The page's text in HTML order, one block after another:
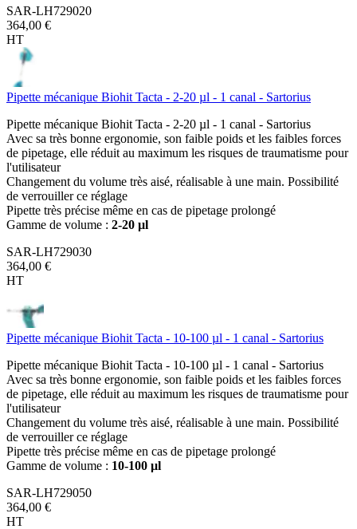
SAR-LH729020
364,00 €
HT
Pipette mécanique Biohit Tacta - 2-20 µl - 1 canal - Sartorius
Pipette mécanique Biohit Tacta - 2-20 µl - 1 canal - Sartorius
Avec sa très bonne ergonomie, son faible poids et les faibles forces
de pipetage, elle réduit au maximum les risques de traumatisme pour
l'utilisateur
Changement du volume très aisé, réalisable à une main. Possibilité
de verrouiller ce réglage
Pipette très précise même en cas de pipetage prolongé
Gamme de volume : 2-20 µl
SAR-LH729030
364,00 €
HT
Pipette mécanique Biohit Tacta - 10-100 µl - 1 canal - Sartorius
Pipette mécanique Biohit Tacta - 10-100 µl - 1 canal - Sartorius
Avec sa très bonne ergonomie, son faible poids et les faibles forces
de pipetage, elle réduit au maximum les risques de traumatisme pour
l'utilisateur
Changement du volume très aisé, réalisable à une main. Possibilité
de verrouiller ce réglage
Pipette très précise même en cas de pipetage prolongé
Gamme de volume : 10-100 µl
SAR-LH729050
364,00 €
HT